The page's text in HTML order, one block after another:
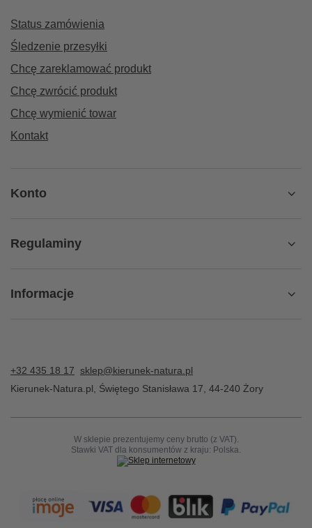
Status zamówienia
Śledzenie przesyłki
Chcę zareklamować produkt
Chcę zwrócić produkt
Chcę wymienić towar
Kontakt
Konto
Regulaminy
Informacje
+32 435 18 17 sklep@kierunek-natura.pl
Kierunek-Natura.pl
Świętego Stanisława 17 44-240 Żory
W sklepie prezentujemy ceny brutto (z VAT).
Stawki VAT dla konsumentów z kraju: Polska.